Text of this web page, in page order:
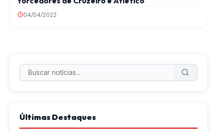
04/04/2022
Últimas Destaques